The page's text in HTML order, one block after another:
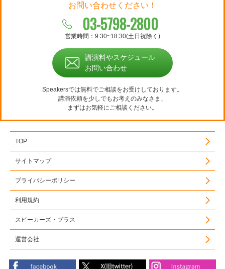
お問い合わせください！
03-5798-2800
営業時間：9:30~18:30(土日祝除く)
講演料やスケジュール
お問い合わせ
Speakersでは無料でご相談をお受けしております。
講演依頼を少しでもお考えのみなさま、
まずはお気軽にご相談ください。
TOP
サイトマップ
プライバシーポリシー
利用規約
スピーカーズ・プラス
運営会社